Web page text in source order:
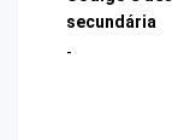
secundária
-